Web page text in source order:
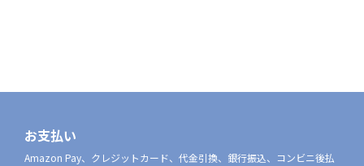
お支払い
Amazon Pay、クレジットカード、代金引換、銀行振込、コンビニ後払